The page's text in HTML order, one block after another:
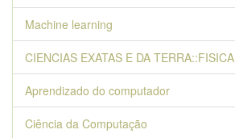
Machine learning
CIENCIAS EXATAS E DA TERRA::FISICA
Aprendizado do computador
Ciência da Computação